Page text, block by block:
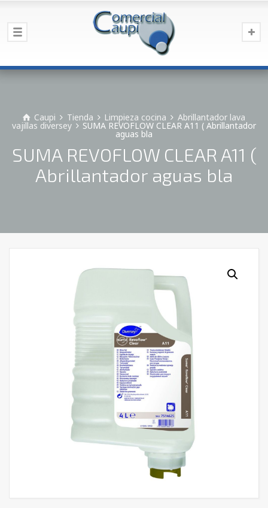
Caupi Tienda Limpieza cocina Abrillantador lava
vajillas diversey SUMA REVOFLOW CLEAR A11 ( Abrillantador
aguas bla
SUMA REVOFLOW CLEAR A11 (
Abrillantador aguas bla